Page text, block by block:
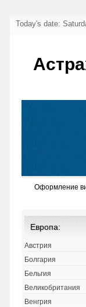
Today's date:
Оформление
Европа:
Австрия
Болгария
Бельгия
Великобритания
Венгрия